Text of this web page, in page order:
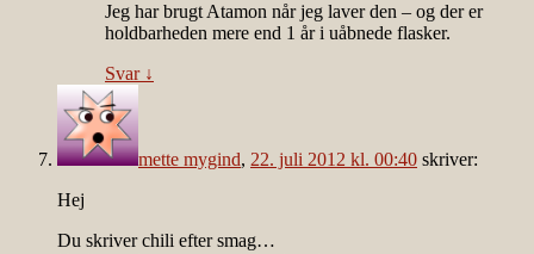
Jeg har brugt Atamon når jeg laver den – og der er
holdbarheden mere end 1 år i uåbnede flasker.
Svar ↓
mette mygind, 22. juli 2012 kl. 00:40 skriver:
Hej
Du skriver chili efter smag…